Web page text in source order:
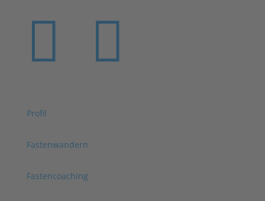
 
Profil
Fastenwandern
Fastencoaching